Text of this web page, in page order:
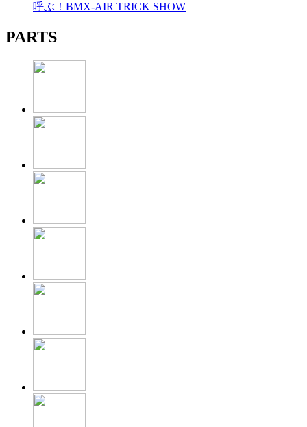
呼ぶ！BMX-AIR TRICK SHOW
PARTS